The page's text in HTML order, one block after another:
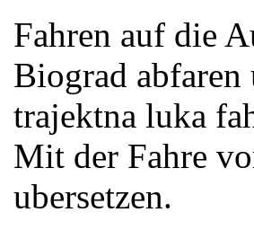
Fahren auf die
Biograd
trajektna luka
Mit der Fahre
ubersetzen.